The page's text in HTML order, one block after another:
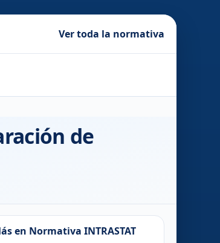
Ver toda la normativa
de
en Normativa INTRASTAT